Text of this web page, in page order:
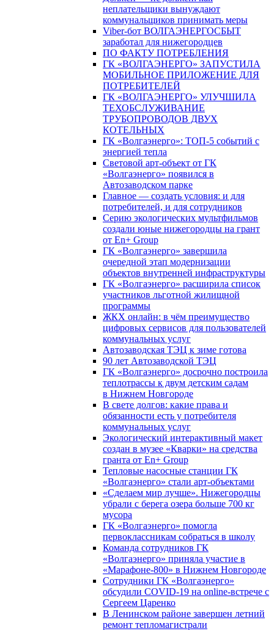
неплательщики вынуждают
коммунальщиков принимать меры
Viber-бот ВОЛГАЭНЕРГОСБЫТ
заработал для нижегородцев
ПО ФАКТУ ПОТРЕБЛЕНИЯ
ГК «ВОЛГАЭНЕРГО» ЗАПУСТИЛА
МОБИЛЬНОЕ ПРИЛОЖЕНИЕ ДЛЯ
ПОТРЕБИТЕЛЕЙ
ГК «ВОЛГАЭНЕРГО» УЛУЧШИЛА
ТЕХОБСЛУЖИВАНИЕ
ТРУБОПРОВОДОВ ДВУХ
КОТЕЛЬНЫХ
ГК «Волгаэнерго»: ТОП-5 событий с
энергией тепла
Световой арт-объект от ГК
«Волгаэнерго» появился в
Автозаводском парке
Главное — создать условия: и для
потребителей, и для сотрудников
Серию экологических мультфильмов
создали юные нижегородцы на грант
от En+ Group
ГК «Волгаэнерго» завершила
очередной этап модернизации
объектов внутренней инфраструктуры
ГК «Волгаэнерго» расширила список
участников льготной жилищной
программы
ЖКХ онлайн: в чём преимущество
цифровых сервисов для пользователей
коммунальных услуг
Автозаводская ТЭЦ к зиме готова
90 лет Автозаводской ТЭЦ
ГК «Волгаэнерго» досрочно построила
теплотрассы к двум детским садам
в Нижнем Новгороде
В свете долгов: какие права и
обязанности есть у потребителя
коммунальных услуг
Экологический интерактивный макет
создан в музее «Кварки» на средства
гранта от En+ Group
Тепловые насосные станции ГК
«Волгаэнерго» стали арт-объектами
«Сделаем мир лучше». Нижегородцы
убрали с берега озера больше 700 кг
мусора
ГК «Волгаэнерго» помогла
первоклассникам собраться в школу
Команда сотрудников ГК
«Волгаэнерго» приняла участие в
«Марафоне-800» в Нижнем Новгороде
Сотрудники ГК «Волгаэнерго»
обсудили COVID-19 на online-встрече с
Сергеем Царенко
В Ленинском районе завершен летний
ремонт тепломагистрали